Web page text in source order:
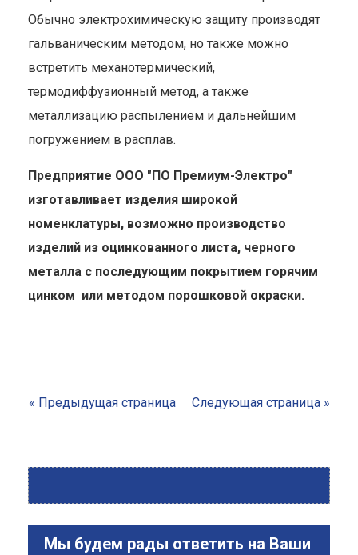
Обычно электрохимическую защиту производят
гальваническим методом, но также можно
встретить механотермический,
термодиффузионный метод, а также
металлизацию распылением и дальнейшим
погружением в расплав.
Предприятие ООО "ПО Премиум-Электро"
изготавливает изделия широкой
номенклатуры, возможно производство
изделий из оцинкованного листа, черного
металла с последующим покрытием горячим
цинком или методом порошковой окраски.
« Предыдущая страница Следующая страница »
Мы будем рады ответить на Ваши